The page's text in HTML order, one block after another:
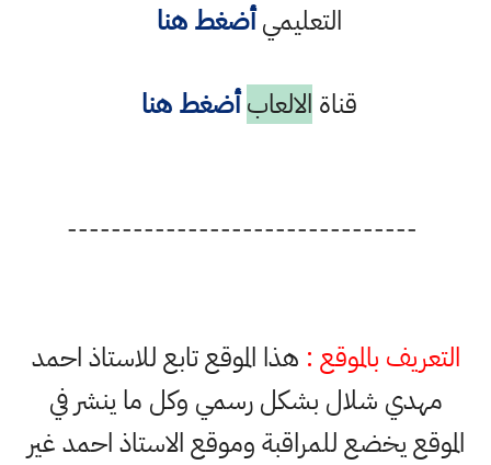
التعليميأضغط هنا
قناة الالعاب أضغط هنا
--------------------------------
التعريف بالموقع : هذا الموقع تابع للاستاذ احمد
مهدي شلال بشكل رسمي وكل ما ينشر في
الموقع يخضع للمراقبة وموقع الاستاذ احمد غير